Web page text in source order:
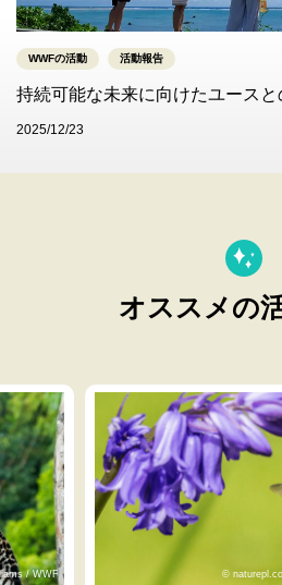
WWFの活動 活動報告
持続可能な未来に向けたユースと
2025/12/23
オススメの
/ WWF ©